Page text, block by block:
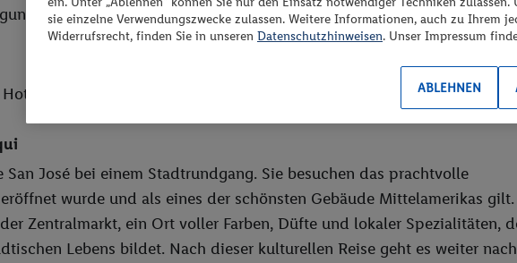
& Studio
San José bei einem Stadtrundgang. Sie besuchen das prachtvolle
wurde und als eines der schönsten Gebäude Mittelamerikas gilt.
Zentralmarkt, ein Ort voller Farben, Düfte und lokaler Spezialitäten,
Lebens bildet. Nach dieser kulturellen Reise geht es weiter nach
sie einzelne Verwendungszwecke zulassen. Weitere Informationen, auch zu Ihrem
Widerrufsrecht, finden Sie in unseren Datenschutzhinweisen. Unser Impressum
ABLEHNEN